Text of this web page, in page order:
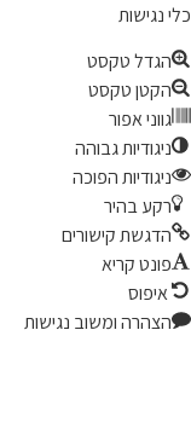
טקסט
טקסט
אפור
גבוהה
הפוכה
בהיר
קישורים
קריא
איפוס
ומשוב נגישות